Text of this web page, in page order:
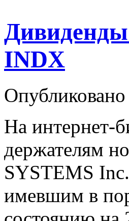
INDX
На интернет-
держателям
SYSTEMS
имевшим в